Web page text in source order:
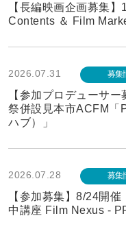
【長編映画企画募集
Contents ＆ Film
2026.07.31 募集
【参加プロデューサ
祭併設見本市ACFM「
ハブ）」
2026.07.28 募集
【参加募集】8/24開
中講座 Film Nexus -